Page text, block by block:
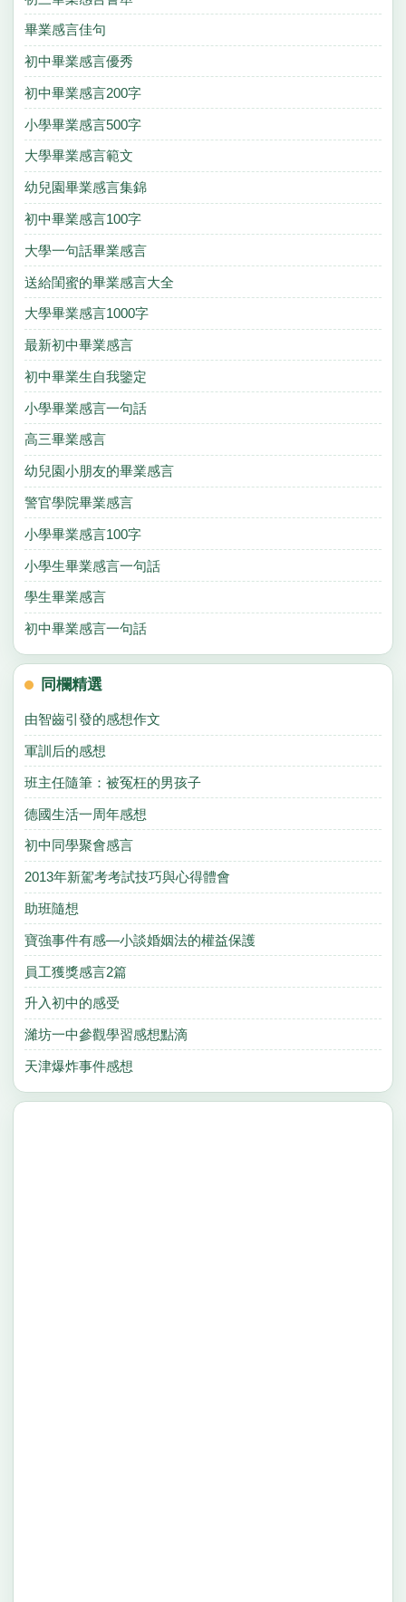
畢業感言佳句
初中畢業感言優秀
初中畢業感言200字
小學畢業感言500字
大學畢業感言範文
幼兒園畢業感言集錦
初中畢業感言100字
大學一句話畢業感言
送給閨蜜的畢業感言大全
大學畢業感言1000字
最新初中畢業感言
初中畢業生自我鑒定
小學畢業感言一句話
高三畢業感言
幼兒園小朋友的畢業感言
警官學院畢業感言
小學畢業感言100字
小學生畢業感言一句話
學生畢業感言
初中畢業感言一句話
同欄精選
由智齒引發的感想作文
軍訓后的感想
班主任隨筆：被冤枉的男孩子
德國生活一周年感想
初中同學聚會感言
2013年新駕考考試技巧與心得體會
助班隨想
寶強事件有感—小談婚姻法的權益保護
員工獲獎感言2篇
升入初中的感受
濰坊一中參觀學習感想點滴
天津爆炸事件感想